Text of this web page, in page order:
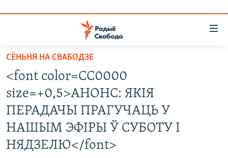
ўнівэрсальнага
доступу
Перайсьці
галоўнага
зьместу
Перайсьці
да
галоўнай
НАВІНЫ
ВІДЭА І ФОТА
ЛЮДЗІ
ПАЛІТЫКА
ТЭСТЫ
БЛОГІ
ГІСТОРЫЯ НА СВАБОДЗЕ
СУВЯЗЬ
АБЫСЬЦІ БЛЯКАВАНЬНЕ
ПАДЗЯЛІЦЦА ІНФАРМАЦЫЯЙ
ПАДПІСАЦЦА
RSS
САЧЫЦЕ ЗА АБНАЎЛЕНЬНЯМІ
СЁНЬНЯ НА СВАБОДЗЕ
<font color=CC0000
size=+0,5>АНОНС: ЯКІЯ
ПЕРАДАЧЫ ПРАГУЧАЦЬ У
НАШЫМ ЭФІРЫ Ў СУБОТУ І
НЯДЗЕЛЮ</font>